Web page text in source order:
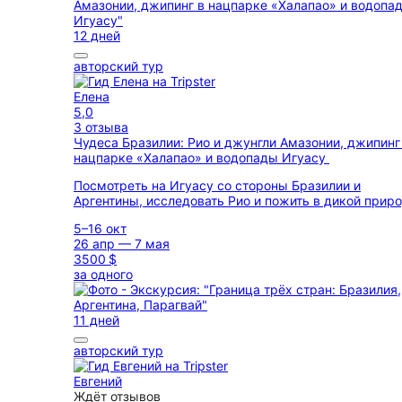
12 дней
авторский тур
Елена
5,0
3 отзыва
Чудеса Бразилии: Рио и джунгли Амазонии, джипинг
нацпарке «Халапао» и водопады Игуасу
Посмотреть на Игуасу со стороны Бразилии и
Аргентины, исследовать Рио и пожить в дикой
5–16 окт
26 апр — 7 мая
3500 $
за одного
11 дней
авторский тур
Евгений
Ждёт отзывов